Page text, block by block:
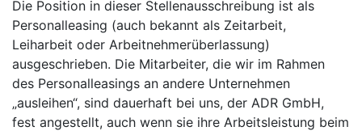
Die Position in dieser Stellenausschreibung ist als
Personalleasing (auch bekannt als Zeitarbeit,
Leiharbeit oder Arbeitnehmerüberlassung)
ausgeschrieben. Die Mitarbeiter, die wir im Rahmen
des Personalleasings an andere Unternehmen
„ausleihen“, sind dauerhaft bei uns, der ADR GmbH,
fest angestellt, auch wenn sie ihre Arbeitsleistung beim